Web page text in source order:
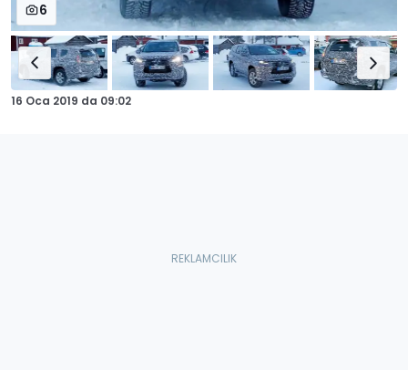
6
16 Oca 2019 da 09:02